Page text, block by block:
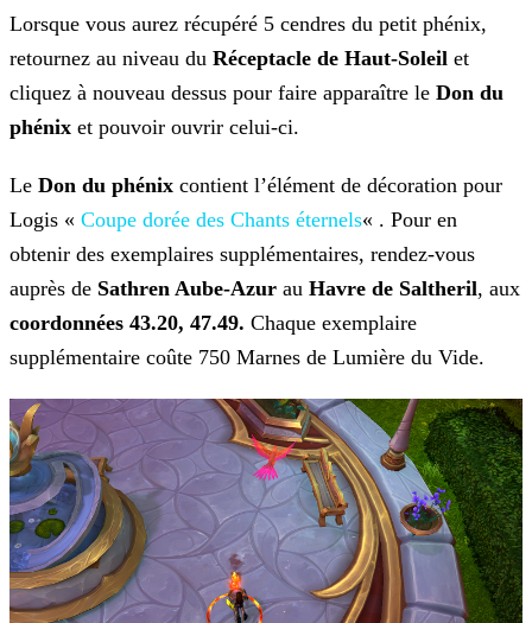
Lorsque vous aurez récupéré 5 cendres du petit phénix,
retournez au niveau du Réceptacle de Haut-Soleil et
cliquez à nouveau dessus pour faire apparaître le Don du
phénix et pouvoir ouvrir celui-ci.
Le Don du phénix contient l’élément de décoration pour
Logis « Coupe dorée des Chants éternels« . Pour en
obtenir des exemplaires supplémentaires, rendez-vous
auprès de Sathren Aube-Azur au Havre de Saltheril, aux
coordonnées 43.20, 47.49. Chaque exemplaire
supplémentaire coûte 750 Marnes de Lumière du Vide.